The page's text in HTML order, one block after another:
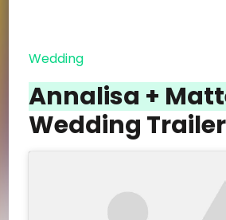
Wedding
Annalisa +
Wedding Trailer